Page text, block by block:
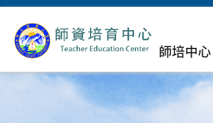
師培中心